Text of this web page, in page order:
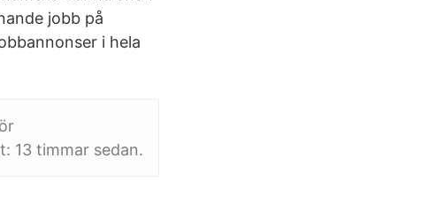
jobb på
i hela
13 timmar sedan.